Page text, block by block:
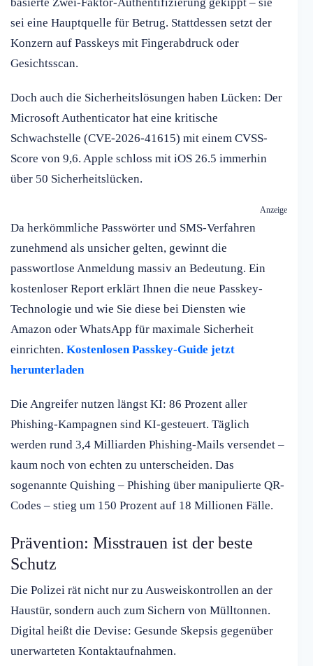
sei eine Hauptquelle für Betrug. Stattdessen setzt der
Konzern auf Passkeys mit Fingerabdruck oder
Gesichtsscan.
Doch auch die Sicherheitslösungen haben Lücken: Der
Microsoft Authenticator hat eine kritische
Schwachstelle (CVE-2026-41615) mit einem CVSS-
Score von 9,6. Apple schloss mit iOS 26.5 immerhin
über 50 Sicherheitslücken.
Anzeige
Da herkömmliche Passwörter und SMS-Verfahren
zunehmend als unsicher gelten, gewinnt die
passwortlose Anmeldung massiv an Bedeutung. Ein
kostenloser Report erklärt Ihnen die neue Passkey-
Technologie und wie Sie diese bei Diensten wie
Amazon oder WhatsApp für maximale Sicherheit
einrichten. Kostenlosen Passkey-Guide jetzt
herunterladen
Die Angreifer nutzen längst KI: 86 Prozent aller
Phishing-Kampagnen sind KI-gesteuert. Täglich
werden rund 3,4 Milliarden Phishing-Mails versendet –
kaum noch von echten zu unterscheiden. Das
sogenannte Quishing – Phishing über manipulierte QR-
Codes – stieg um 150 Prozent auf 18 Millionen Fälle.
Prävention: Misstrauen ist der beste
Schutz
Die Polizei rät nicht nur zu Ausweiskontrollen an der
Haustür, sondern auch zum Sichern von Mülltonnen.
Digital heißt die Devise: Gesunde Skepsis gegenüber
unerwarteten Kontaktaufnahmen.